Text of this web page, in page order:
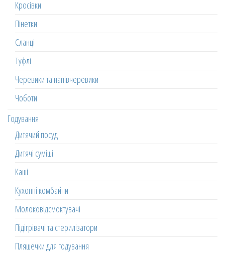
Кросівки
Пінетки
Сланці
Туфлі
Черевики та напівчеревики
Чоботи
Годування
Дитячий посуд
Дитячі суміші
Каші
Кухонні комбайни
Молоковідсмоктувачі
Підігрівачі та стерилізатори
Пляшечки для годування